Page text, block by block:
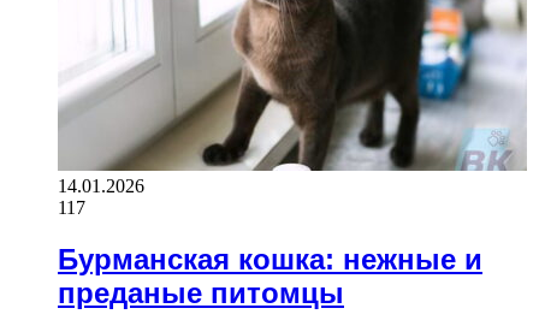
14.01.2026
117
Бурманская кошка: нежные и
преданые питомцы